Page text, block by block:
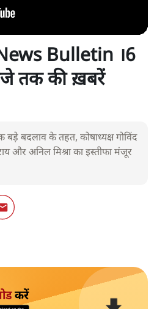
Bulletin ।6
तक की ख़बरें
बड़े बदलाव के तहत, कोषाध्यक्ष गोविंद
और अनिल मिश्रा का इस्तीफा मंजूर
करें